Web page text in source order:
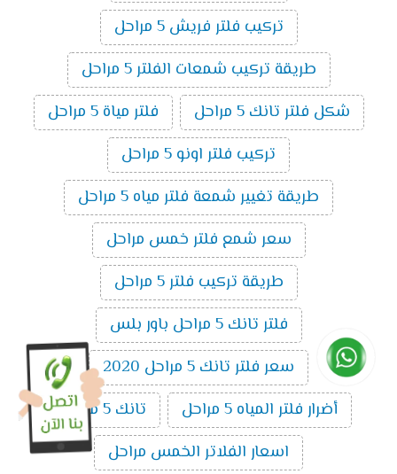
تركيب فلتر فريش 5 مراحل
طريقة تركيب شمعات الفلتر 5 مراحل
شكل فلتر تانك 5 مراحل
فلتر مياة 5 مراحل
تركيب فلتر اونو 5 مراحل
طريقة تغيير شمعة فلتر مياه 5 مراحل
سعر شمع فلتر خمس مراحل
طريقة تركيب فلتر 5 مراحل
فلتر تانك 5 مراحل باور بلس
سعر فلتر تانك 5 مراحل 2020
أضرار فلتر المياه 5 مراحل
تانك 5 مراحل
اسعار الفلاتر الخمس مراحل